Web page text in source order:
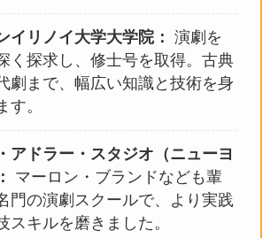
イリノイ大学大学院：
演劇を
く探求し、修士号を取得。古典
劇まで、幅広い知識と技術を身
す。
アドラー・スタジオ（ニューヨ
マーロン・ブランドなども輩
門の演劇スクールで、より実践
スキルを磨きました。